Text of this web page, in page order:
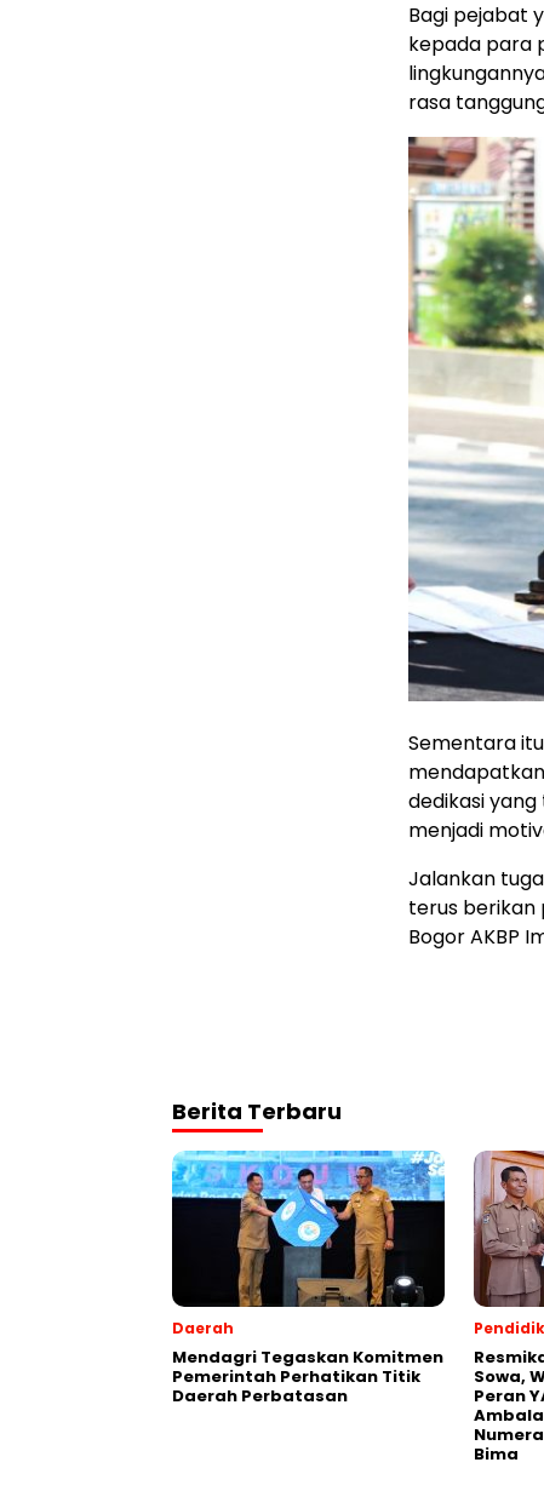
Bagi pejabat
kepada para
rasa
Sementara
dedikasi
menjadi
Jalankan
terus berikan
Bogor AKBP
Berita Terbaru
Daerah
Mendagri Tegaskan Komitmen
Pemerintah Perhatikan Titik
Daerah Perbatasan
Sowa,
Peran
Bima